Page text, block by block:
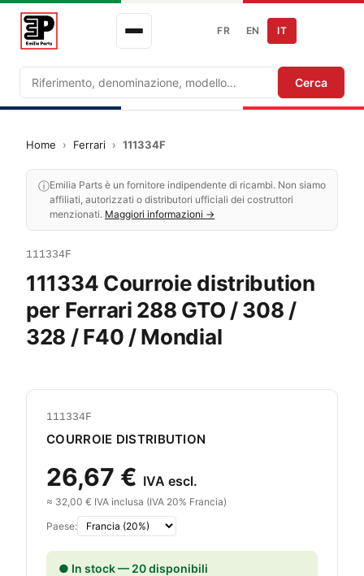
Ricerca Cerca
FR EN IT
Home › Ferrari › 111334F
ⓘEmilia Parts è un fornitore indipendente di ricambi. Non siamo
affiliati, autorizzati o distributori ufficiali dei costruttori
menzionati. Maggiori informazioni →
111334F
111334 Courroie distribution
per Ferrari 288 GTO / 308 /
328 / F40 / Mondial
111334F
COURROIE DISTRIBUTION
26,67 € IVA escl.
≈ 32,00 € IVA inclusa (IVA 20% Francia)
Paese:
● In stock — 20 disponibili